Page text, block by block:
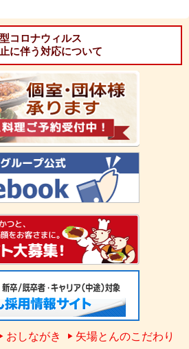
コロナウィルス
に伴う対応について
おしながき
矢場とんのこだわり